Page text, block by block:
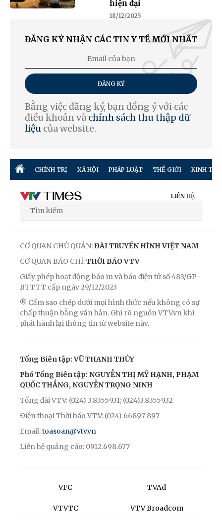
hiện đại
18/12/2025
ĐĂNG KÝ NHẬN CÁC TIN Y TẾ MỚI NHẤT
ĐĂNG KÝ
Bằng việc đăng ký, bạn đồng ý với các
điều khoản và chính sách thu thập dữ
liệu của website.
CHÍNH TRỊ XÃ HỘI PHÁP LUẬT THẾ GIỚI KINH TẾ
LIÊN HỆ
CƠ QUAN CHỦ QUẢN:ĐÀI TRUYỀN HÌNH VIỆT NAM
CƠ QUAN BÁO CHÍ:THỜI BÁO VTV
Giấy phép hoạt động báo in và báo điện tử số 483/GP-
BTTTT cấp ngày 29/12/2023
® Cấm sao chép dưới mọi hình thức nếu không có sự
chấp thuận bằng văn bản. Ghi rõ nguồn VTV.vn khi
phát hành lại thông tin từ website này.
Tổng Biên tập: VŨ THANH THỦY
Phó Tổng Biên tập: NGUYỄN THỊ MỸ HẠNH, PHẠM
QUỐC THẮNG, NGUYỄN TRỌNG NINH
Tổng đài VTV: (024) 3.8355931; (024)3.8355932
Điện thoại Thời báo VTV: (024) 66897 897
Email:toasoan@vtv.vn
Liên hệ quảng cáo: 0912.698.677
VFC
VTVTC
TVAd
VTV Broadcom